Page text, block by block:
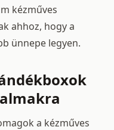
kézműves
ahhoz, hogy a
ünnepe legyen.
a kézműves